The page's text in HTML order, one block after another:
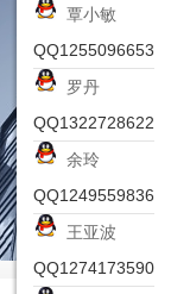
覃小敏
QQ1255096653
罗丹
QQ1322728622
余玲
QQ1249559836
王亚波
QQ1274173590